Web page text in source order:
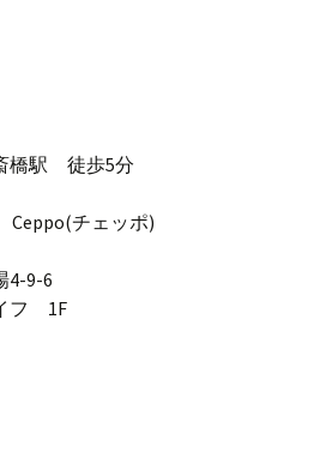
橋駅 徒歩5分
Ceppo(チェッポ)
4-9-6
フ 1F